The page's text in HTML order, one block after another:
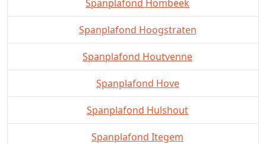
Spanplafond Hombeek
Spanplafond Hoogstraten
Spanplafond Houtvenne
Spanplafond Hove
Spanplafond Hulshout
Spanplafond Itegem